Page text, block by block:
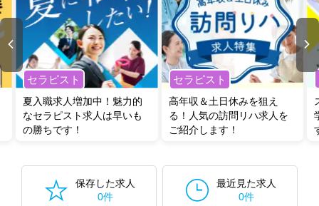
セラピスト
夏入職求人増加中！魅力的
なセラピスト求人は早いも
の勝ちです！
セラピスト
高年収＆土日休みを狙え
る！人気の訪問リハ求人を
ご紹介します！
保存した求人
0件
最近見た求人
0件